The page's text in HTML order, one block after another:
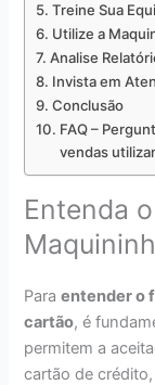
Treine Sua
Utilize a
Analise
Invista em
Conclusão
FAQ –
vendas
Entenda
Paraentender o
cartão, é
permitem a
cartão de